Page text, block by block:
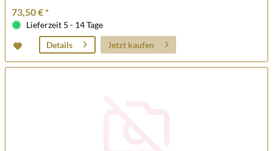
73,50 € *
Lieferzeit 5 - 14 Tage
Details
Jetzt kaufen